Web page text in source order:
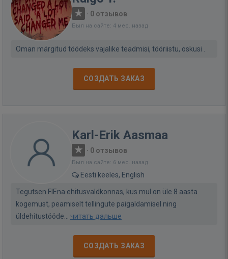
· 0 отзывов
Был на сайте: 4 мес. назад
Oman märgitud töödeks vajalike teadmisi, tööriistu, oskusi .
СОЗДАТЬ ЗАКАЗ
Karl-Erik Aasmaa
· 0 отзывов
Был на сайте: 6 мес. назад
Eesti keeles, English
Tegutsen FIEna ehitusvaldkonnas, kus mul on üle 8 aasta
kogemust, peamiselt tellingute paigaldamisel ning
üldehitustööde... читать дальше
СОЗДАТЬ ЗАКАЗ